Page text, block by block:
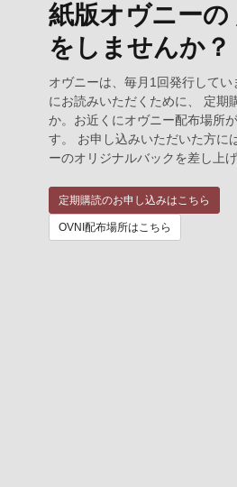
紙版オヴニーの
をしませんか？
オヴニーは、毎月1回発行して
にお読みいただくために、 定期
か。お近くにオヴニー配布場所
す。 お申し込みいただいた方に
ーのオリジナルバックを差し上げ
定期購読のお申し込みはこちら
OVNI配布場所はこちら